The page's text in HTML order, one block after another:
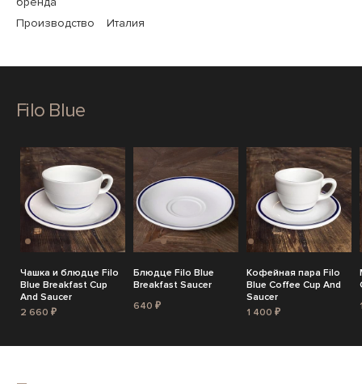
Производство
Италия
Filo Blue
Чашка и блюдце Filo
Blue Breakfast Cup
And Saucer
2 660 ₽
Блюдце Filo Blue
Breakfast Saucer
640 ₽
Кофейная пара Filo
Blue Coffee Cup And
Saucer
1 400 ₽